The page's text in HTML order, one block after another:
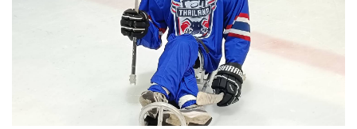
,ท่านรัฐมนตรีสรวงศ์ เทียนทอง รัฐมนตรีว่าการกระทรวงการ
ท่องเที่ยวและกีฬา ,หม่อมหลวงกฤษฎา เกษมสันต์ นายกสมาคม
กีฬาฮอกกี้น้ำแข็งแห่งประเทศไทย ดร.ก้องศักด ยอดมณี ผู้ว่าการ
การกีฬาแห่งประเทศไทย ,ดร.สมศักดิ์ ลีสวัสดิ์ตระกูล ประธาน
คณะกรรมการอำนวยการศูนย์ตรวจสอบสารต้องห้าม ในนักกีฬา
แห่งชาติ ร่วมแถลงข่าว โดยมีวัตถุประสงค์เพื่อประชาสัมพันธ์